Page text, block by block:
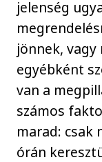
jelenség
jönnek, vagy
egyébként
van a
számos
marad: csak
órán